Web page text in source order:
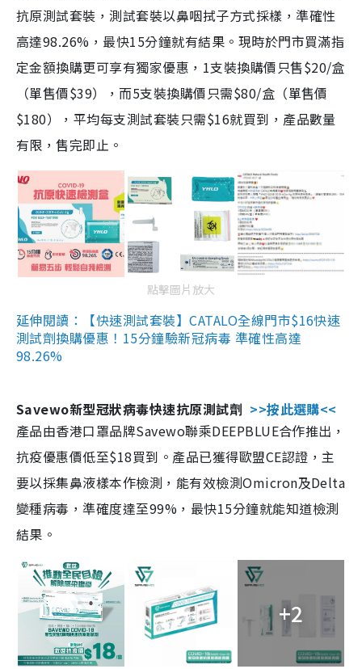
抗原測試套裝，測試套裝以鼻咽拭子方式採樣，準確性
高達98.26%，最快15分鐘就有結果。現時於門市買滿指
定金額換購更可享有獨家優惠，1支裝換購價只售$20/盒
（單售價$39），而5支裝換購價只需$80/盒（單售價
$180），平均每支測試套裝只需$16就買到，產品數量
有限，售完即止。
點擊圖片放大
延伸閱讀：【快速測試套裝】CATALO全線門市$16快速
測試劑換購優惠！15分鐘驗新冠病毒 準確性高達
98.26%
Savewo新型冠狀病毒快速抗原測試劑 >>按此選購<<
產品由香港口罩品牌Savewo聯乘DEEPBLUE合作推出，
抗疫優惠價低至$18買到。產品已獲得歐盟CE認證，主
要以採集鼻液樣本作檢測，能有效檢測Omicron及Delta
變種病毒，準確度達至99%，最快15分鐘就能知道檢測
結果。
+2